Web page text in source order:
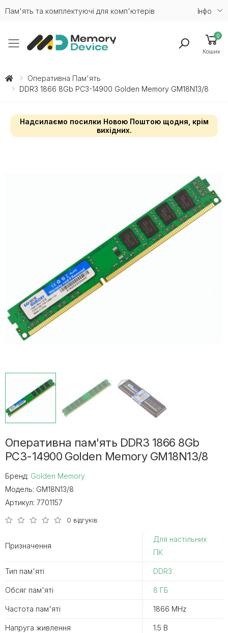
Пам'ять та комплектуючі для комп'ютерів Iнфо
Toggle mobile menu
0
Кошик
Оперативна Пам'ять
DDR3 1866 8Gb PC3-14900 Golden Memory GM18N13/8
Надсилаємо посилки Новою Поштою щодня, крім
вихідних.
Оперативна пам'ять DDR3 1866 8Gb
PC3-14900 Golden Memory GM18N13/8
Бренд: Golden Memory
Модель: GM18N13/8
Артикул: 7701157
0 відгуків
Призначення
Для настільних
ПК
Тип пам'яті DDR3
Обсяг пам'яті 8 ГБ
Частота пам'яті 1866 MHz
Напруга живлення 1.5 В